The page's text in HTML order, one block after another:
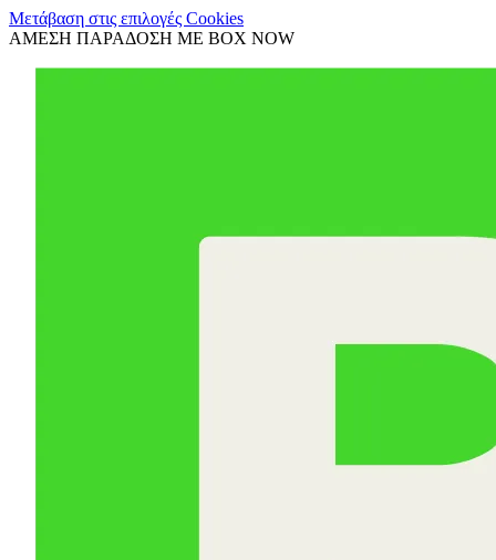
Μετάβαση στις επιλογές Cookies
ΑΜΕΣΗ ΠΑΡΑΔΟΣΗ ΜΕ BOX NOW